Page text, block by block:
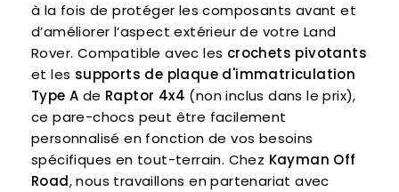
à la fois de protéger les composants avant et
d’améliorer l’aspect extérieur de votre Land
Rover. Compatible avec les crochets pivotants
et les supports de plaque d'immatriculation
Type A de Raptor 4x4 (non inclus dans le prix),
ce pare-chocs peut être facilement
personnalisé en fonction de vos besoins
spécifiques en tout-terrain. Chez Kayman Off
Road, nous travaillons en partenariat avec